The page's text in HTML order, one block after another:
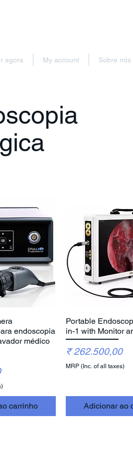
agora My account Sobre nós
rápida
endoscopia
médico
carrinho
Visualização
Portable
in-1 with Monitor
Preço
₹ 262.500,00
MRP (Inc. of all taxes)
Adicionar ao